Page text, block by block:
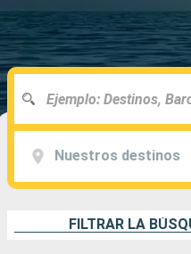
Nuestros destinos
FILTRAR LA